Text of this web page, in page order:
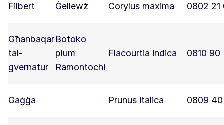
Filbert Ġellewż Corylus maxima 0802
Għanbaqar
tal-
gvernatur
Botoko
plum
Ramontochi
Flacourtia indica 0810 90
Gaġġa Prunus italica 0809 40